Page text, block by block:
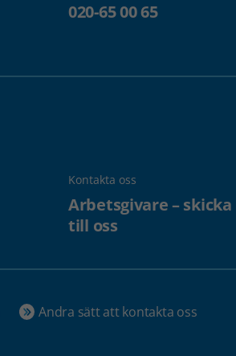
020-65 00 65
Kontakta oss
Arbetsgivare –
till oss
Andra sätt att kontakta oss